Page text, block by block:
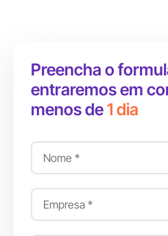
Preencha o
entraremos em
menos de1 dia